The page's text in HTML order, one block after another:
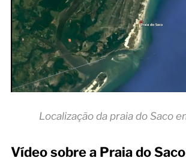
Localização da praia do Saco
Vídeo sobre a Praia do Saco